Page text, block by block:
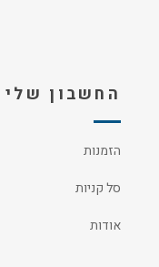
החשבון שלי
הזמנות
סל קניות
אודות